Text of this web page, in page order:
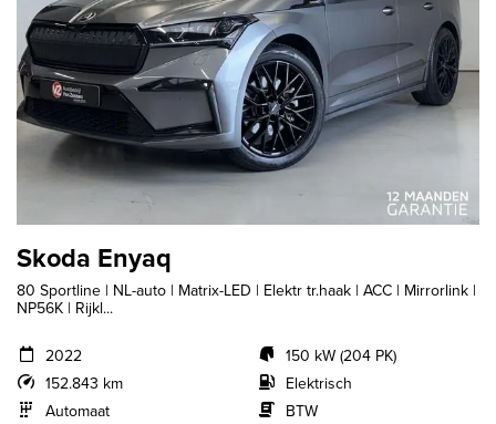
Skoda Enyaq
80 Sportline | NL-auto | Matrix-LED | Elektr tr.haak | ACC | Mirrorlink |
NP56K | Rijkl...
2022
152.843 km
Automaat
150 kW (204 PK)
Elektrisch
BTW